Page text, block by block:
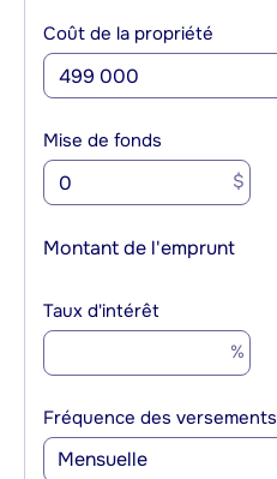
Coût de la propriété
Mise de fonds
$
Montant de l'emprunt
Taux d'intérêt
%
Fréquence des versements
Mensuelle